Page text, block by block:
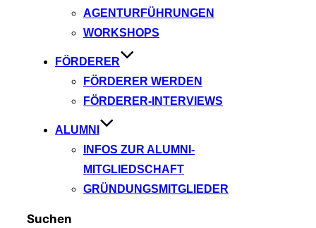
AGENTURFÜHRUNGEN
WORKSHOPS
FÖRDERER
FÖRDERER WERDEN
FÖRDERER-INTERVIEWS
ALUMNI
INFOS ZUR ALUMNI-
MITGLIEDSCHAFT
GRÜNDUNGSMITGLIEDER
Suchen